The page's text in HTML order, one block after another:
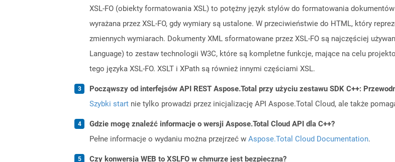
XSL-FO (obiekty formatowania XSL) to potężny język stylów do formatowania
wyrażana przez XSL-FO, gdy wymiary są ustalone. W przeciwieństwie do HTML, który
zmiennych wymiarach. Dokumenty XML sformatowane przez XSL-FO są najczęściej
Language) to zestaw technologii W3C, które są kompletne funkcje, mające na celu
tego języka XSL-FO. XSLT i XPath są również innymi częściami XSL.
Począwszy od interfejsów API REST Aspose.Total przy użyciu zestawu SDK C++:
Szybki start nie tylko prowadzi przez inicjalizację API Aspose.Total Cloud, ale także
Gdzie mogę znaleźć informacje o wersji Aspose.Total Cloud API dla C++?
Pełne informacje o wydaniu można przejrzeć w Aspose.Total Cloud Documentation.
Czy konwersja WEB to XSLFO w chmurze jest bezpieczna?